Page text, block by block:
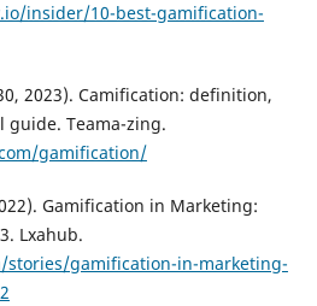
insider/10-best-gamification-
2023). Camification: definition,
guide. Teama-zing.
gamification/
Gamification in Marketing:
Lxahub.
gamification-in-marketing-